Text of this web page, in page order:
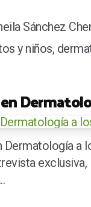
Sánchez
y niños,
a